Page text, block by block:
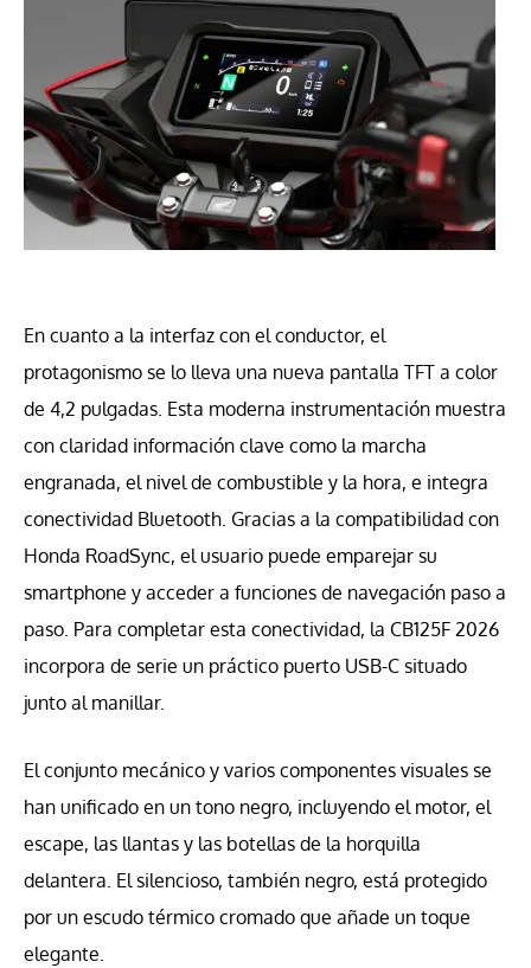
En cuanto a la interfaz con el conductor, el
protagonismo se lo lleva una nueva pantalla TFT a color
de 4,2 pulgadas. Esta moderna instrumentación muestra
con claridad información clave como la marcha
engranada, el nivel de combustible y la hora, e integra
conectividad Bluetooth. Gracias a la compatibilidad con
Honda RoadSync, el usuario puede emparejar su
smartphone y acceder a funciones de navegación paso a
paso. Para completar esta conectividad, la CB125F 2026
incorpora de serie un práctico puerto USB-C situado
junto al manillar.
El conjunto mecánico y varios componentes visuales se
han unificado en un tono negro, incluyendo el motor, el
escape, las llantas y las botellas de la horquilla
delantera. El silencioso, también negro, está protegido
por un escudo térmico cromado que añade un toque
elegante.